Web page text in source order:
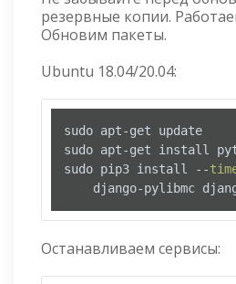
резервные копии.
Обновим пакеты.
Ubuntu 18.04/20.04:
sudo apt-get update
sudo apt-get install
sudo pip3 install --
django-pylibmc
Останавливаем сервисы: